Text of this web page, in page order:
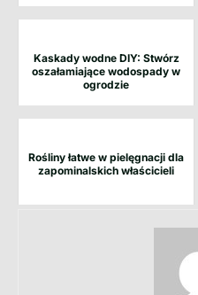
Kaskady wodne DIY: Stwórz
oszałamiające wodospady w
ogrodzie
Rośliny łatwe w pielęgnacji dla
zapominalskich właścicieli